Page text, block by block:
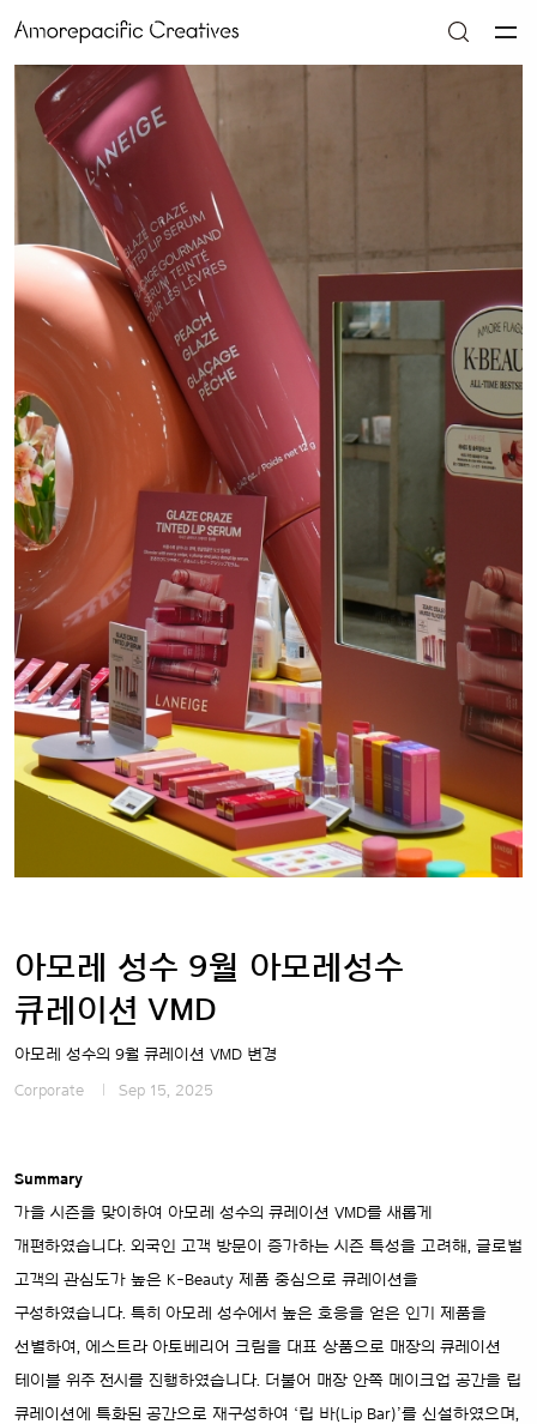
아모레 성수 9월 아모레성수
큐레이션 VMD
아모레 성수의 9월 큐레이션 VMD 변경
Corporate Sep 15, 2025
Summary
가을 시즌을 맞이하여 아모레 성수의 큐레이션 VMD를 새롭게
개편하였습니다. 외국인 고객 방문이 증가하는 시즌 특성을 고려해, 글로벌
고객의 관심도가 높은 K-Beauty 제품 중심으로 큐레이션을
구성하였습니다. 특히 아모레 성수에서 높은 호응을 얻은 인기 제품을
선별하여, 에스트라 아토베리어 크림을 대표 상품으로 매장의 큐레이션
테이블 위주 전시를 진행하였습니다. 더불어 매장 안쪽 메이크업 공간을 립
큐레이션에 특화된 공간으로 재구성하여 ‘립 바(Lip Bar)’를 신설하였으며,